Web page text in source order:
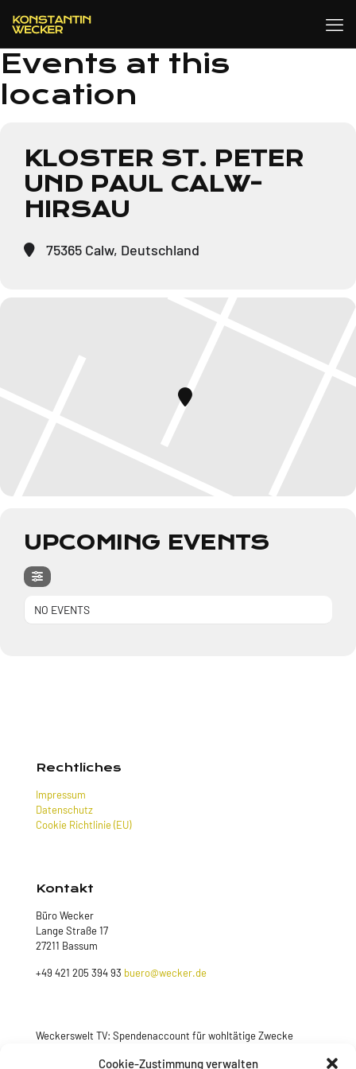
Cookie-Zustimmung verwalten
Events at this
location
KLOSTER ST. PETER
UND PAUL CALW-
HIRSAU
75365 Calw, Deutschland
UPCOMING EVENTS
NO EVENTS
Rechtliches
Impressum
Datenschutz
Cookie Richtlinie (EU)
Kontakt
Büro Wecker
Lange Straße 17
27211 Bassum
+49 421 205 394 93 buero@wecker.de
Weckerswelt TV: Spendenaccount für wohltätige Zwecke
Jetzt spenden